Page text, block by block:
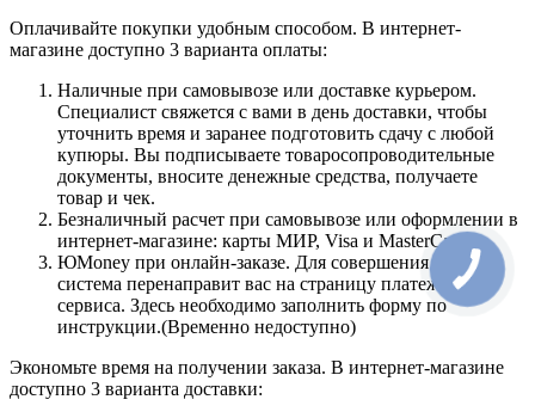
Оплачивайте покупки удобным способом. В интернет-
магазине доступно 3 варианта оплаты:
Наличные при самовывозе или доставке курьером.
Специалист свяжется с вами в день доставки, чтобы
уточнить время и заранее подготовить сдачу с любой
купюры. Вы подписываете товаросопроводительные
документы, вносите денежные средства, получаете
товар и чек.
Безналичный расчет при самовывозе или оформлении в
интернет-магазине: карты МИР, Visa и MasterCard.
ЮMoney при онлайн-заказе. Для совершения покупки
система перенаправит вас на страницу платежного
сервиса. Здесь необходимо заполнить форму по
инструкции.(Временно недоступно)
Экономьте время на получении заказа. В интернет-магазине
доступно 3 варианта доставки: